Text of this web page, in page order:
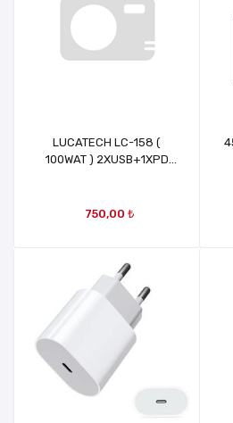
LUCATECH LC-158 (
100WAT ) 2XUSB+1XPD
750,00 ₺